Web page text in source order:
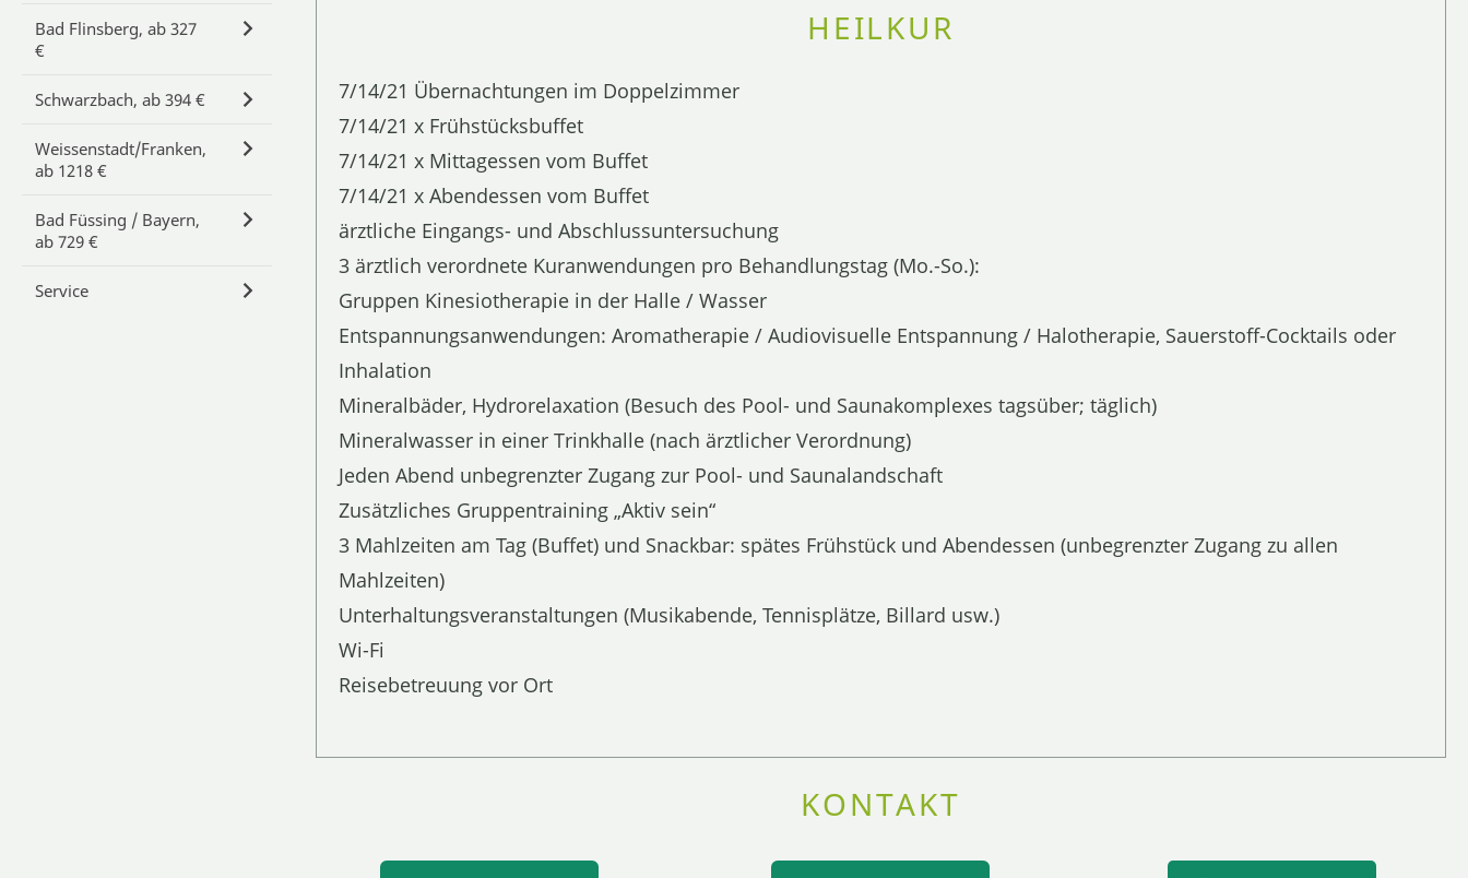
Bad Flinsberg, ab 327
€
Schwarzbach, ab 394 €
Weissenstadt/Franken,
ab 1218 €
Bad Füssing / Bayern,
ab 729 €
Service
HEILKUR
7/14/21 Übernachtungen im Doppelzimmer
7/14/21 x Frühstücksbuffet
7/14/21 x Mittagessen vom Buffet
7/14/21 x Abendessen vom Buffet
ärztliche Eingangs- und Abschlussuntersuchung
3 ärztlich verordnete Kuranwendungen pro Behandlungstag (Mo.-So.):
Gruppen Kinesiotherapie in der Halle / Wasser
Entspannungsanwendungen: Aromatherapie / Audiovisuelle Entspannung / Halotherapie, Sauerstoff-Cocktails oder
Inhalation
Mineralbäder, Hydrorelaxation (Besuch des Pool- und Saunakomplexes tagsüber; täglich)
Mineralwasser in einer Trinkhalle (nach ärztlicher Verordnung)
Jeden Abend unbegrenzter Zugang zur Pool- und Saunalandschaft
Zusätzliches Gruppentraining „Aktiv sein“
3 Mahlzeiten am Tag (Buffet) und Snackbar: spätes Frühstück und Abendessen (unbegrenzter Zugang zu allen
Mahlzeiten)
Unterhaltungsveranstaltungen (Musikabende, Tennisplätze, Billard usw.)
Wi-Fi
Reisebetreuung vor Ort
KONTAKT